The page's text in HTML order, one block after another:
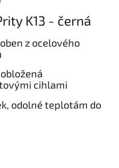
K13 - černá
z ocelového
cihlami
odolné teplotám do